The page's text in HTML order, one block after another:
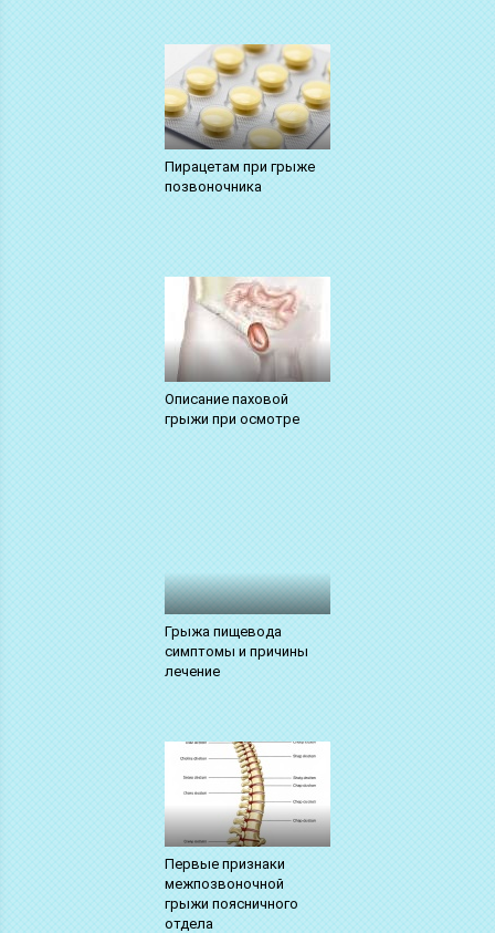
Пирацетам при грыже
позвоночника
Описание паховой
грыжи при осмотре
Грыжа пищевода
симптомы и причины
лечение
Первые признаки
межпозвоночной
грыжи поясничного
отдела